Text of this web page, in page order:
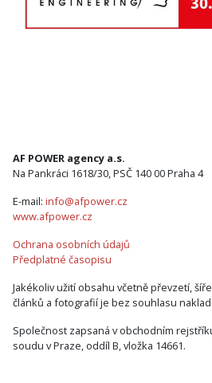
AF POWER agency a.s.
Na Pankráci 1618/30, PSČ 140 00 Praha 4
E-mail: info@afpower.cz
www.afpower.cz
Ochrana osobních údajů
Předplatné časopisu
Jakékoliv užití obsahu včetně převzetí,
článků a fotografií je bez souhlasu
Společnost zapsaná v obchodním
soudu v Praze, oddíl B, vložka 14661.